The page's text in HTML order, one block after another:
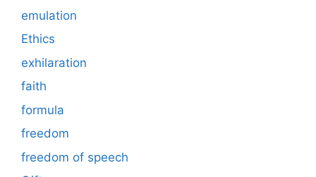
emulation
Ethics
exhilaration
faith
formula
freedom
freedom of speech